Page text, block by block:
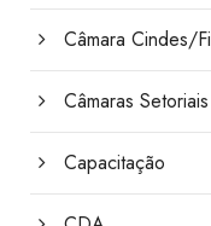
Câmara Cindes/
Câmaras Setoriais
Capacitação